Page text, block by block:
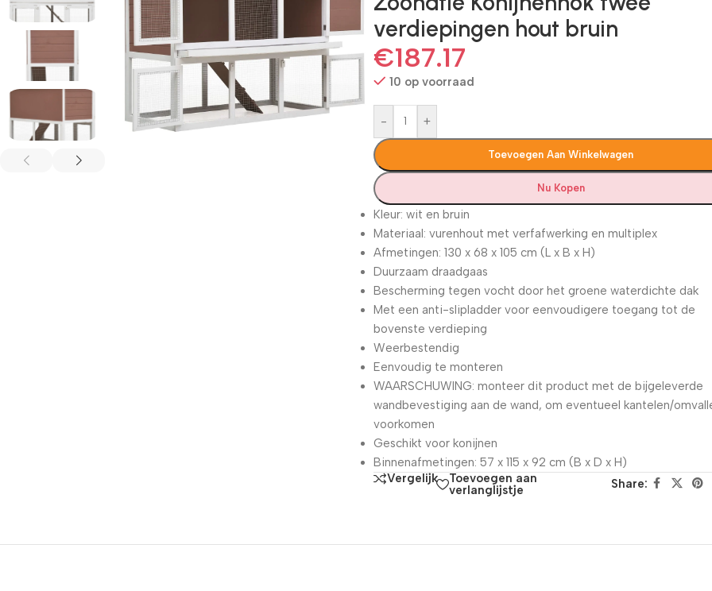
verdiepingen hout bruin
€187.17
10 op voorraad
- +
Toevoegen Aan Winkelwagen
Nu Kopen
Kleur: wit en bruin
Materiaal: vurenhout met verfafwerking en multiplex
Afmetingen: 130 x 68 x 105 cm (L x B x H)
Duurzaam draadgaas
Bescherming tegen vocht door het groene waterdichte dak
Met een anti-slipladder voor eenvoudigere toegang tot de
bovenste verdieping
Weerbestendig
Eenvoudig te monteren
WAARSCHUWING: monteer dit product met de bijgeleverde
wandbevestiging aan de wand, om eventueel kantelen/
voorkomen
Geschikt voor konijnen
Binnenafmetingen: 57 x 115 x 92 cm (B x D x H)
Vergelijk
Toevoegen aan
verlanglijstje
Share: